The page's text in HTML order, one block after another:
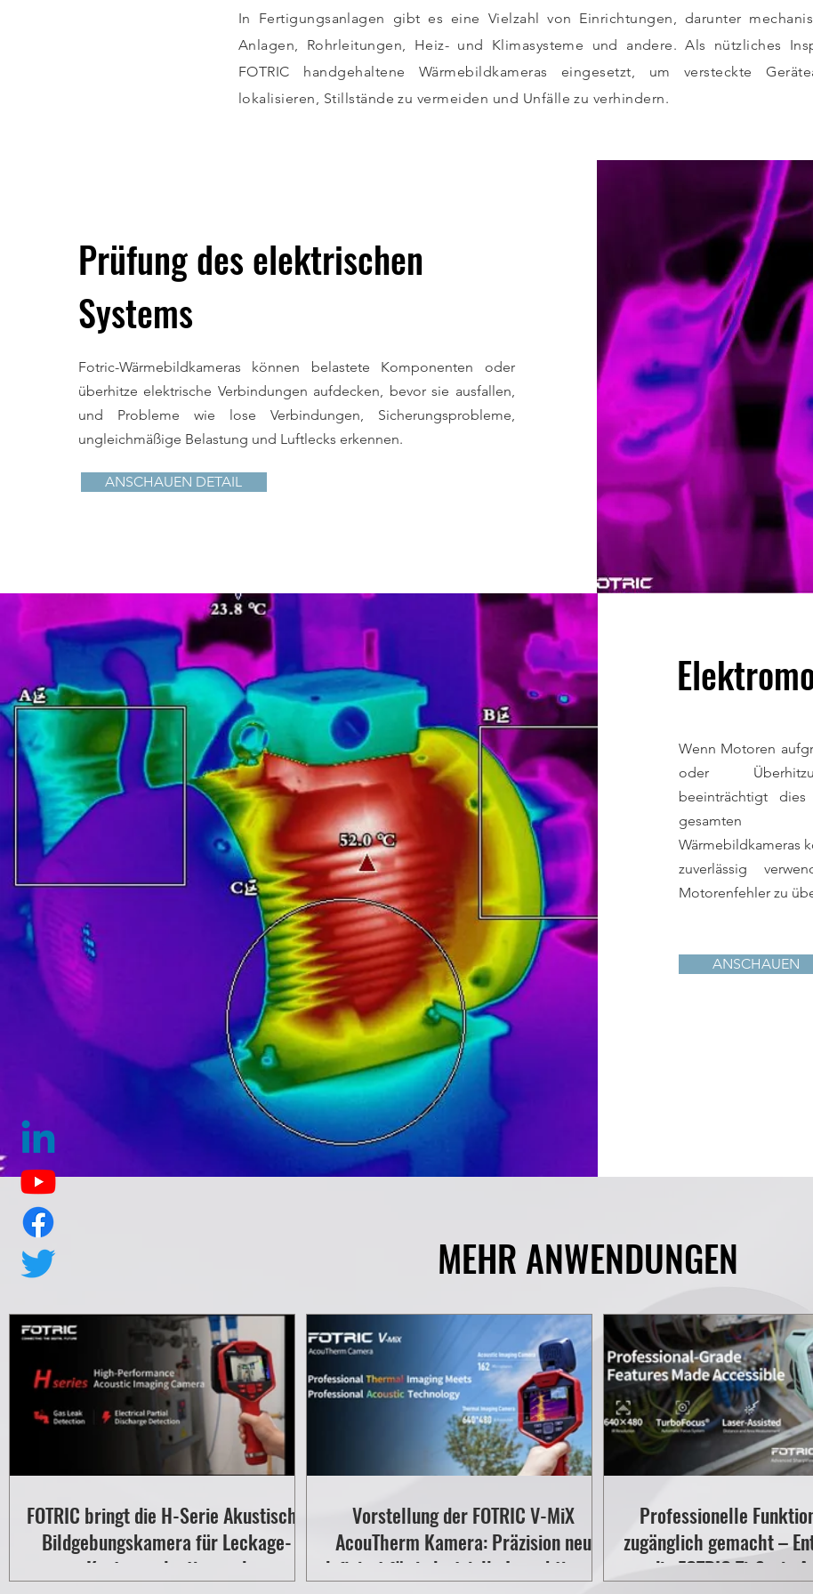
In Fertigungsanlagen gibt es eine Vielzahl von Einrichtungen, darunter
Anlagen, Rohrleitungen, Heiz- und Klimasysteme und andere. Als nützliches
FOTRIC handgehaltene Wärmebildkameras eingesetzt, um versteckte
lokalisieren, Stillstände zu vermeiden und Unfälle zu verhindern.
Prüfung des elektrischen
Systems
Fotric-Wärmebildkameras können belastete Komponenten oder
überhitze elektrische Verbindungen aufdecken, bevor sie ausfallen,
und Probleme wie lose Verbindungen, Sicherungsprobleme,
ungleichmäßige Belastung und Luftlecks erkennen.
ANSCHAUEN DETAIL
Wenn Motoren
oder
beeinträchtigt
gesamten
Wärmebildkameras
zuverlässig
Motorenfehler zu
ANSCHAUEN
MEHR ANWENDUNGEN
FOTRIC bringt die H-Serie Akustische
Bildgebungskamera für Leckage-
Kostenevaluation und
Vorstellung der FOTRIC V-MiX
AcouTherm Kamera: Präzision neu
definiert für industrielle Inspektionen!
Professionelle
zugänglich gemacht –
die FOTRIC Ti-Serie